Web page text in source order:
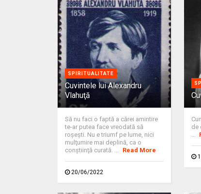
SPIRITUALITATE
Cuvintele lui Alexandru
Vlahuţă
Să nu faci o faptă a cărei amintire
te-ar putea face vreodată să
roşeşti. Nu e triumf pe lume, nici
mulţumire mai deplină, ca o
conştiinţă curată. ...
Read More
20/06/2022
de
...